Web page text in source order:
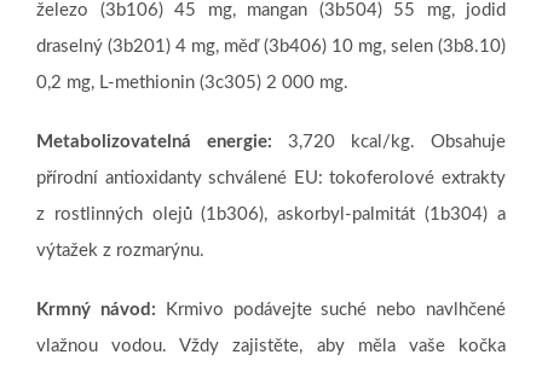
železo (3b106) 45 mg, mangan (3b504) 55 mg, jodid
draselný (3b201) 4 mg, měď (3b406) 10 mg, selen (3b8.10)
0,2 mg, L-methionin (3c305) 2 000 mg.
Metabolizovatelná energie: 3,720 kcal/kg. Obsahuje
přírodní antioxidanty schválené EU: tokoferolové extrakty
z rostlinných olejů (1b306), askorbyl-palmitát (1b304) a
výtažek z rozmarýnu.
Krmný návod:
Krmivo podávejte suché nebo navlhčené
vlažnou vodou. Vždy zajistěte, aby měla vaše kočka